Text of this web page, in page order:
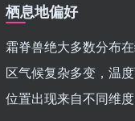
栖息地偏好
霜脊兽绝大多数分布在
区气候复杂多变，温
位置出现来自不同维